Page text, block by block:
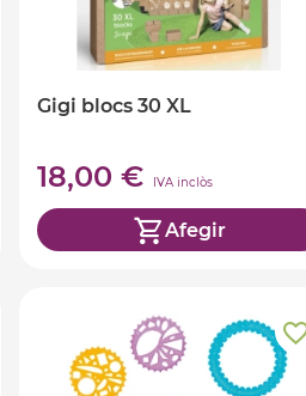
Gigi blocs 30 XL
18,00 € IVA inclòs
Afegir